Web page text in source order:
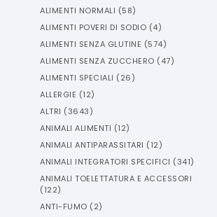
ALIMENTI NORMALI (58)
ALIMENTI POVERI DI SODIO (4)
ALIMENTI SENZA GLUTINE (574)
ALIMENTI SENZA ZUCCHERO (47)
ALIMENTI SPECIALI (26)
ALLERGIE (12)
ALTRI (3643)
ANIMALI ALIMENTI (12)
ANIMALI ANTIPARASSITARI (12)
ANIMALI INTEGRATORI SPECIFICI (341)
ANIMALI TOELETTATURA E ACCESSORI
(122)
ANTI-FUMO (2)